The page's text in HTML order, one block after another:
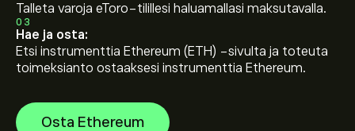
Talleta varoja eToro-tilillesi haluamallasi maksutavalla.
03
Hae ja osta:
Etsi instrumenttia Ethereum (ETH) -sivulta ja toteuta
toimeksianto ostaaksesi instrumenttia Ethereum.
Osta Ethereum